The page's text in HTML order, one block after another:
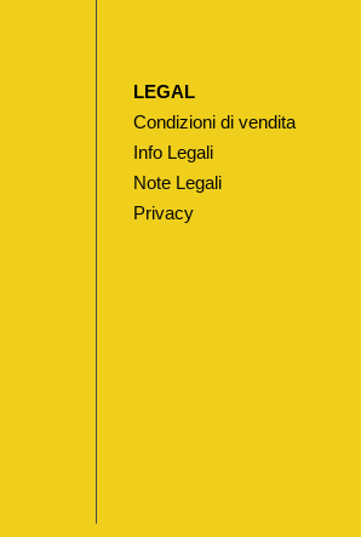
LEGAL
Condizioni di vendita
Info Legali
Note Legali
Privacy